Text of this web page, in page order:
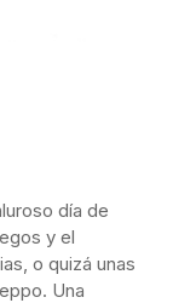
día de
y el
o quizá unas
Una